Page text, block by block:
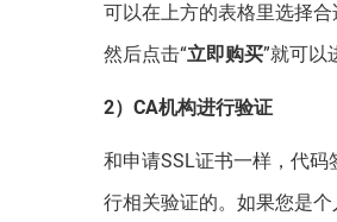
可以在上方的表格里选择合
然后点击“立即购买”就可以
2）CA机构进行验证
和申请SSL证书一样，代码
行相关验证的。如果您是